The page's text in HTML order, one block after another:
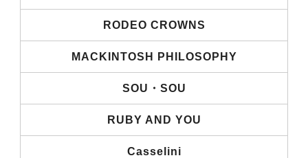
RODEO CROWNS
MACKINTOSH PHILOSOPHY
SOU・SOU
RUBY AND YOU
Casselini